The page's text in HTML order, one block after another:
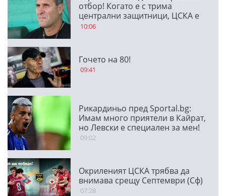
отбор! Когато е с трима
централни защитници, ЦСКА е
много стабилен
10:06
Гочето на 80!
09:41
Рикардиньо пред Sportal.bg:
Имам много приятели в Кайрат,
но Левски е специален за мен!
09:02
Окриленият ЦСКА трябва да
внимава срещу Септември (Сф)
07:28